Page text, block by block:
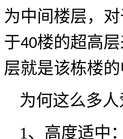
为中间楼层，
于40楼的超高层
层就是该栋楼
为何这么多
1、 高度适中